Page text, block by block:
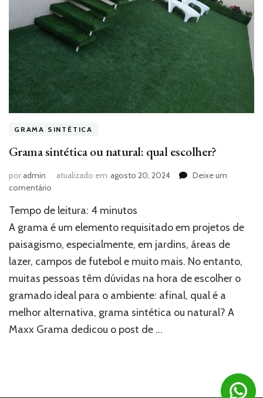
GRAMA SINTÉTICA
Grama sintética ou natural: qual escolher?
poradmin atualizado em agosto 20, 2024
Deixe um
comentário
sintética
ou
qual
escolher?
Tempo de leitura: 4 minutos
A grama é um elemento requisitado em projetos de
paisagismo, especialmente, em jardins, áreas de
lazer, campos de futebol e muito mais. No entanto,
muitas pessoas têm dúvidas na hora de escolher o
gramado ideal para o ambiente: afinal, qual é a
melhor alternativa, grama sintética ou natural? A
Maxx Grama dedicou o post de …